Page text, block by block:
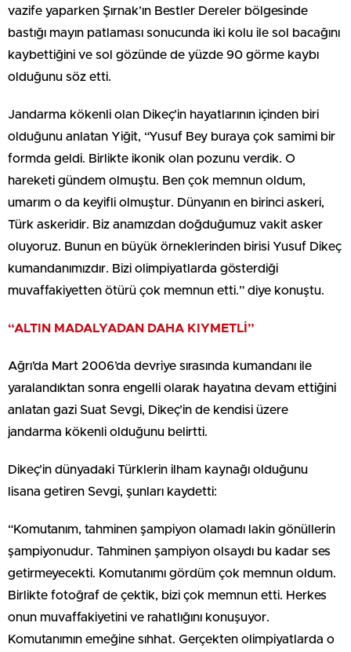
vazife yaparken Şırnak’ın Bestler Dereler bölgesinde
bastığı mayın patlaması sonucunda iki kolu ile sol bacağını
kaybettiğini ve sol gözünde de yüzde 90 görme kaybı
olduğunu söz etti.
Jandarma kökenli olan Dikeç’in hayatlarının içinden biri
olduğunu anlatan Yiğit, “Yusuf Bey buraya çok samimi bir
formda geldi. Birlikte ikonik olan pozunu verdik. O
hareketi gündem olmuştu. Ben çok memnun oldum,
umarım o da keyifli olmuştur. Dünyanın en birinci askeri,
Türk askeridir. Biz anamızdan doğduğumuz vakit asker
oluyoruz. Bunun en büyük örneklerinden birisi Yusuf Dikeç
kumandanımızdır. Bizi olimpiyatlarda gösterdiği
muvaffakiyetten ötürü çok memnun etti.” diye konuştu.
“ALTIN MADALYADAN DAHA KIYMETLİ”
Ağrı’da Mart 2006’da devriye sırasında kumandanı ile
yaralandıktan sonra engelli olarak hayatına devam ettiğini
anlatan gazi Suat Sevgi, Dikeç’in de kendisi üzere
jandarma kökenli olduğunu belirtti.
Dikeç’in dünyadaki Türklerin ilham kaynağı olduğunu
lisana getiren Sevgi, şunları kaydetti:
“Komutanım, tahminen şampiyon olamadı lakin gönüllerin
şampiyonudur. Tahminen şampiyon olsaydı bu kadar ses
getirmeyecekti. Komutanımı gördüm çok memnun oldum.
Birlikte fotoğraf de çektik, bizi çok memnun etti. Herkes
onun muvaffakiyetini ve rahatlığını konuşuyor.
Komutanımın emeğine sıhhat. Gerçekten olimpiyatlarda o